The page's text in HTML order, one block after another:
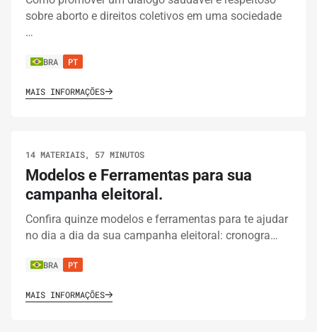
sobre aborto e direitos coletivos em uma sociedade
…
BRA PT
MAIS INFORMAÇÕES
14 MATERIAIS, 57 MINUTOS
Modelos e Ferramentas para sua
campanha eleitoral.
Confira quinze modelos e ferramentas para te ajudar
no dia a dia da sua campanha eleitoral: cronogra…
BRA PT
MAIS INFORMAÇÕES